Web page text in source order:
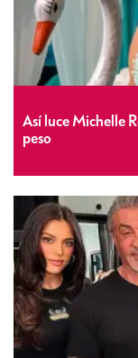
Así luce Michelle
peso